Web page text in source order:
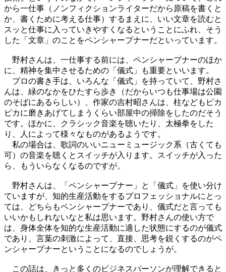
から一仕事（ノンフィクションライターだから原稿を書くと
か、書くために考える仕事）するまえに、いい文章を読むと
スッと仕事に入っていきやすくなるということにふれ、そう
した「文章」のことをペンシャープナーだといっています。
野村さんは、一仕事する前には、ペンシャープナーのほか
に、精神を集中させるための「儀式」も重要といいます。
プロの書き手は、いろんな「儀式」を持っていて、野村さ
んは、緑のなかをひたすら歩き（だからいつも仕事場は公園
のそばにあるらしい）、作家の吉村昭さんは、柱などもピカ
ピカに磨きあげてしまうくらい部屋中の掃除をしたのだそう
です。ほかに、クラシック音楽を聴いたり、太極拳をした
り、人によって様々なものがあるようです。
私の場合は、歌詞のいいニューミュージック系（古くても
可）の音楽を聴くとスイッチが入ります。スイッチが入った
ら、もういらなくなるのですが。
野村さんは、「ペンシャープナー」と「儀式」を使い分け
ていますが、知的生産活動をするプロフェッショナルにとっ
ては、どちらもペンシャープナーであり、儀式だと言っても
いいかもしれないなと私は思います。野村さんの使い方で
は、身体全体を知的な生産活動に適した状態にするのが儀式
であり、言葉の刺激によって、直接、思考を鋭くするのがペ
ンシャープナーということになるのでしょうが。
この話は、きっと多くのビジネスパーソンが理解できると